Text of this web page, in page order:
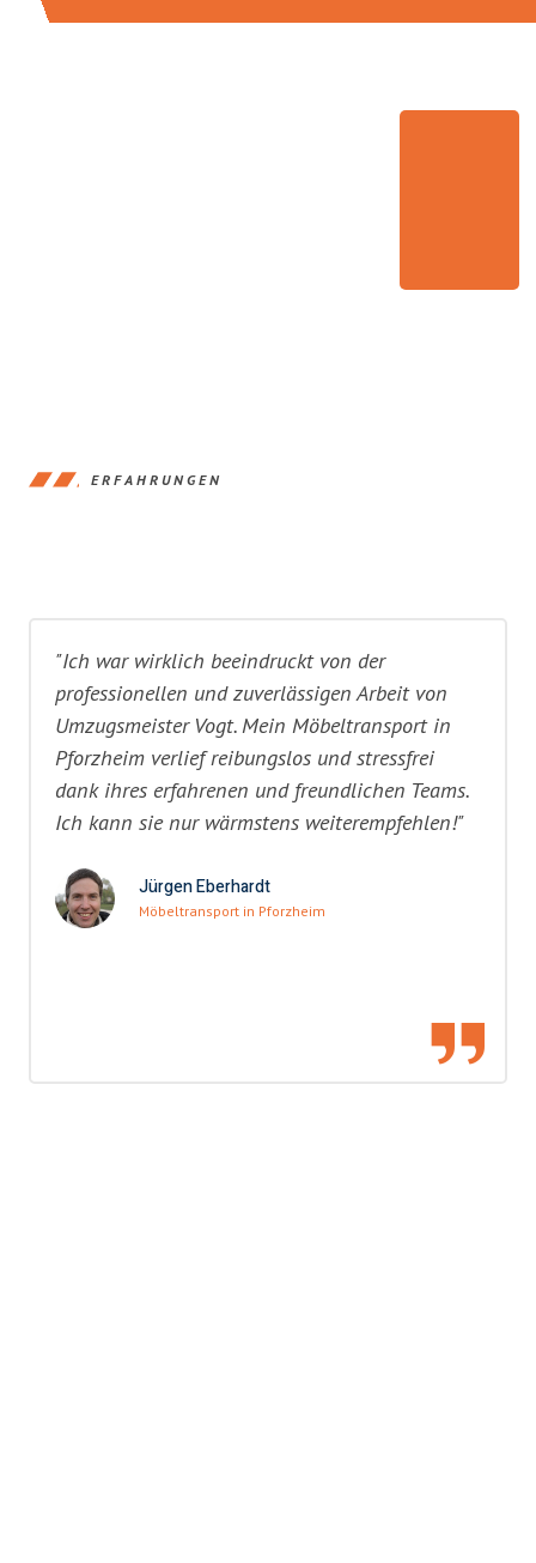
ERFAHRUNGEN
"Ich war wirklich beeindruckt von der
professionellen und zuverlässigen Arbeit von
Umzugsmeister Vogt. Mein Möbeltransport in
Pforzheim verlief reibungslos und stressfrei
dank ihres erfahrenen und freundlichen Teams.
Ich kann sie nur wärmstens weiterempfehlen!"
Jürgen Eberhardt
Möbeltransport in Pforzheim